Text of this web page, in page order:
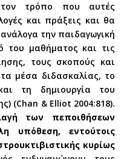
τον τρόπο που αυτές
και πράξεις και θα
την παιδαγωγική
του μαθήματος και τις
τους σκοπούς και
μέσα διδασκαλίας, το
τη δημιουργία του
(Chan & Elliot 2004:818).
των πεποιθήσεων
υπόθεση, εντούτοις
κυρίως